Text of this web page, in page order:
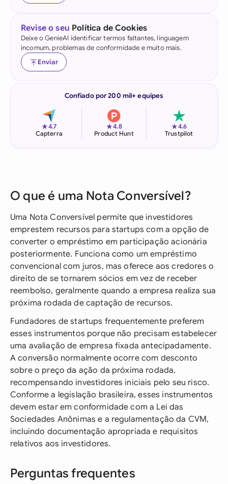
Revise o seu Política de Cookies
Deixe o GenieAI identificar termos faltantes, linguagem
incomum, problemas de conformidade e muito mais.
Enviar
Confiado por 200 mil+ equipes
★4.7
Capterra
★4.8
Product Hunt
★4.6
Trustpilot
O que é uma Nota Conversível?
Uma Nota Conversível permite que investidores
emprestem recursos para startups com a opção de
converter o empréstimo em participação acionária
posteriormente. Funciona como um empréstimo
convencional com juros, mas oferece aos credores o
direito de se tornarem sócios em vez de receber
reembolso, geralmente quando a empresa realiza sua
próxima rodada de captação de recursos.
Fundadores de startups frequentemente preferem
esses instrumentos porque não precisam estabelecer
uma avaliação de empresa fixada antecipadamente.
A conversão normalmente ocorre com desconto
sobre o preço da ação da próxima rodada,
recompensando investidores iniciais pelo seu risco.
Conforme a legislação brasileira, esses instrumentos
devem estar em conformidade com a Lei das
Sociedades Anônimas e a regulamentação da CVM,
incluindo documentação apropriada e requisitos
relativos aos investidores.
Perguntas frequentes